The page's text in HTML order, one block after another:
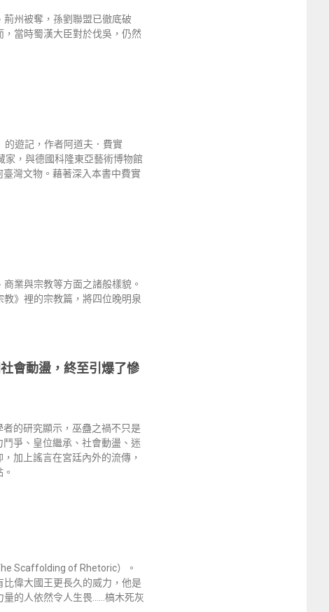
州被奪，孫劉聯盟已徹底破
當時蜀漢大臣對於伐吳，仍然
遊記，作者阿道夫．費實
家，與德國科隆東亞藝術博物館
灣文物。藉著深入本書中費實
業與宗教等方面之諸般樣貌。
》裡的宗教篇，將四位晚明泉
會動盪，終至引爆了慘
的研究顯示，巫蠱之禍不只是
爭、皇位繼承、社會動盪、迷
加上謠言在宮廷內外的流傳，
Scaffolding of Rhetoric）。
偉大國王更長久的威力，他是
的人依然令人生畏……槁木死灰